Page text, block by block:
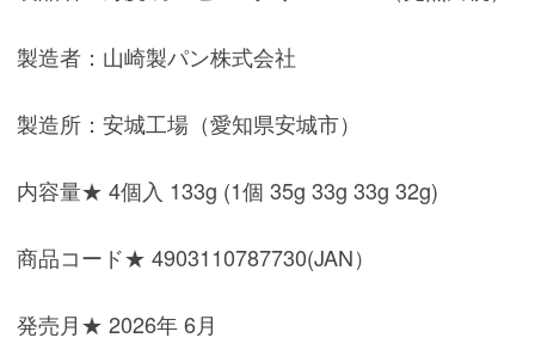
製造者：山崎製パン株式会社
製造所：安城工場（愛知県安城市）
内容量★ 4個入 133g (1個 35g 33g 33g 32g)
商品コード★ 4903110787730(JAN）
発売月★ 2026年 6月